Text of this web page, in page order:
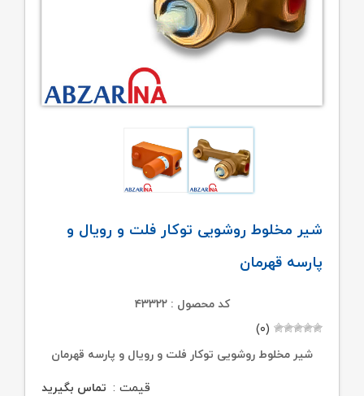
شیر مخلوط روشویی توکار فلت و رویال و
پارسه قهرمان
کد محصول : ۴۳۳۲۲
(۰)
شیر مخلوط روشویی توکار فلت و رویال و پارسه قهرمان
قیمت : تماس بگیرید